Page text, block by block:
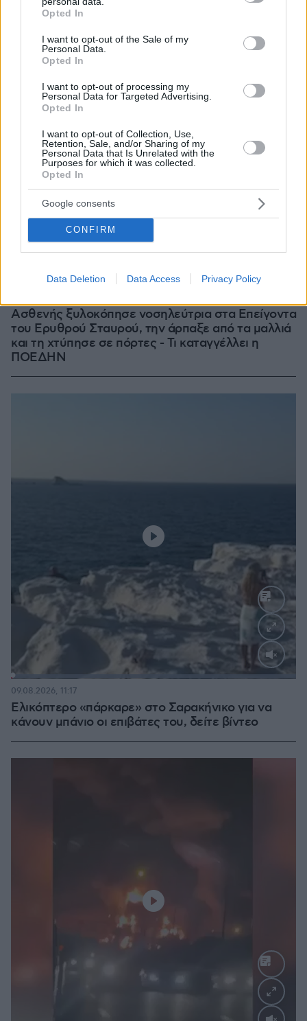
grant or deny consent to Google and its third-party tags to
use your data for below specified purposes in below Google
consent section.
Opted In
I want to opt-out of the Sale of my
Personal Data.
Opted In
I want to opt-out of processing my
Personal Data for Targeted Advertising.
Opted In
I want to opt-out of Collection, Use,
Retention, Sale, and/or Sharing of my
Personal Data that Is Unrelated with the
Purposes for which it was collected.
Opted In
Google consents
CONFIRM
Data Deletion Data Access Privacy Policy
Ασθενής ξυλοκόπησε νοσηλεύτρια στα Επείγοντα
του Ερυθρού Σταυρού, την άρπαξε από τα μαλλιά
και τη χτύπησε σε πόρτες - Τι καταγγέλλει η
ΠΟΕΔΗΝ
Loaded
Ελικόπτερο «πάρκαρε» στο Σαρακήνικο για να
κάνουν μπάνιο οι επιβάτες του, δείτε βίντεο
09.08.2026, 11:17